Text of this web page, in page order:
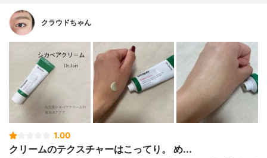
クラウドちゃん
1.00
クリームのテクスチャーはこってり。 め...